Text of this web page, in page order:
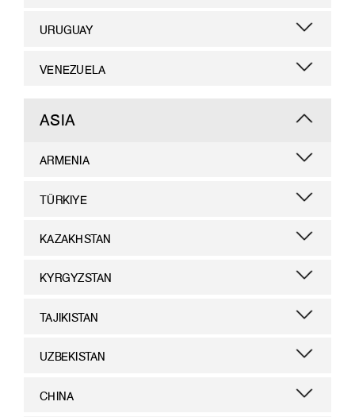
URUGUAY
VENEZUELA
ASIA
ARMENIA
TÜRKIYE
KAZAKHSTAN
KYRGYZSTAN
TAJIKISTAN
UZBEKISTAN
CHINA